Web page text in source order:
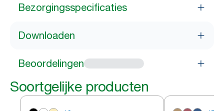
Bezorgingsspecificaties
Downloaden
Beoordelingen
Soortgelijke producten